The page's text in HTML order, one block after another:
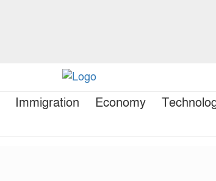
Immigration Economy